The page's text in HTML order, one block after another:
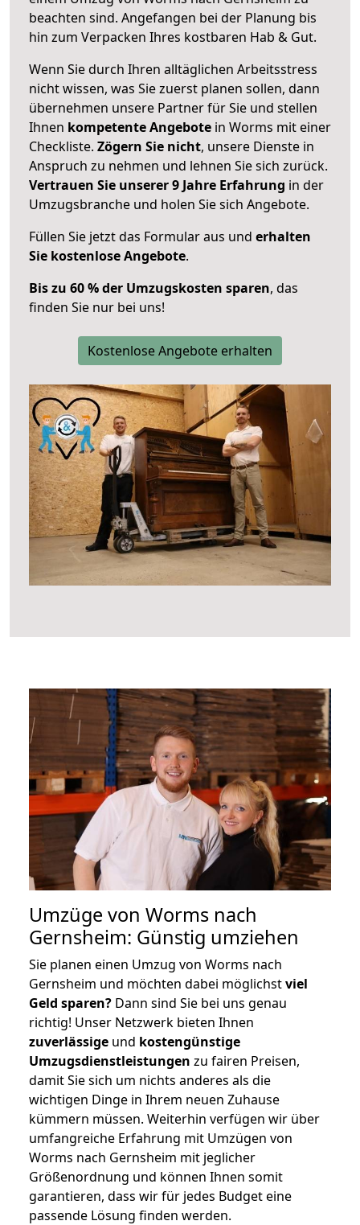
beachten sind. Angefangen bei der Planung bis
hin zum Verpacken Ihres kostbaren Hab & Gut.
Wenn Sie durch Ihren alltäglichen Arbeitsstress
nicht wissen, was Sie zuerst planen sollen, dann
übernehmen unsere Partner für Sie und stellen
Ihnen kompetente Angebote in Worms mit einer
Checkliste. Zögern Sie nicht, unsere Dienste in
Anspruch zu nehmen und lehnen Sie sich zurück.
Vertrauen Sie unserer 9 Jahre Erfahrung in der
Umzugsbranche und holen Sie sich Angebote.
Füllen Sie jetzt das Formular aus und erhalten
Sie kostenlose Angebote.
Bis zu 60 % der Umzugskosten sparen, das
finden Sie nur bei uns!
Kostenlose Angebote erhalten
Umzüge von Worms nach
Gernsheim: Günstig umziehen
Sie planen einen Umzug von Worms nach
Gernsheim und möchten dabei möglichstviel
Geld sparen? Dann sind Sie bei uns genau
richtig! Unser Netzwerk bieten Ihnen
zuverlässige und kostengünstige
Umzugsdienstleistungen zu fairen Preisen,
damit Sie sich um nichts anderes als die
wichtigen Dinge in Ihrem neuen Zuhause
kümmern müssen. Weiterhin verfügen wir über
umfangreiche Erfahrung mit Umzügen von
Worms nach Gernsheim mit jeglicher
Größenordnung und können Ihnen somit
garantieren, dass wir für jedes Budget eine
passende Lösung finden werden.